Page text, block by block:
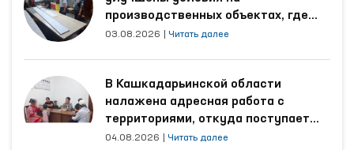
производственных объектах, где
трудятся осуждённые
03.08.2026 Читать далее
В Кашкадарьинской области
налажена адресная работа с
территориями, откуда поступает
наибольшее количество обращений
04.08.2026 Читать далее